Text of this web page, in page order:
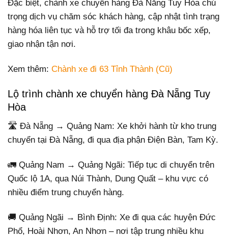
Đặc biệt, chành xe chuyển hàng Đà Nẵng Tuy Hòa chú
trọng dịch vụ chăm sóc khách hàng, cập nhật tình trạng
hàng hóa liên tục và hỗ trợ tối đa trong khâu bốc xếp,
giao nhận tận nơi.
Xem thêm: Chành xe đi 63 Tỉnh Thành (Cũ)
Lộ trình chành xe chuyển hàng Đà Nẵng Tuy
Hòa
🛣️ Đà Nẵng → Quảng Nam: Xe khởi hành từ kho trung
chuyển tại Đà Nẵng, đi qua địa phận Điện Bàn, Tam Kỳ.
🚛 Quảng Nam → Quảng Ngãi: Tiếp tục di chuyển trên
Quốc lộ 1A, qua Núi Thành, Dung Quất – khu vực có
nhiều điểm trung chuyển hàng.
🚚 Quảng Ngãi → Bình Định: Xe đi qua các huyện Đức
Phổ, Hoài Nhơn, An Nhơn – nơi tập trung nhiều khu